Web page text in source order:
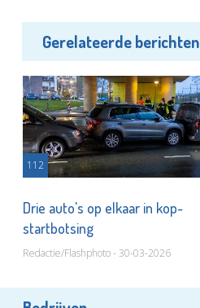
Gerelateerde berichten
112
Drie auto's op elkaar in kop-
startbotsing
Redactie/Flashphoto - 30-03-2026